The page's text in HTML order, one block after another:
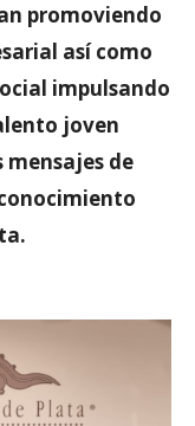
promoviendo
así como
impulsando
joven
de